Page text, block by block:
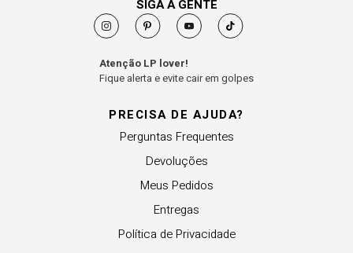
PRECISA DE AJUDA?
Perguntas Frequentes
Devoluções
Meus Pedidos
Entregas
Política de Privacidade
SIGA A GENTE
Atenção LP lover!
Fique alerta e evite cair em golpes